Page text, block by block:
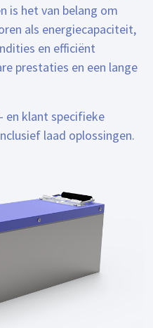
is het van belang om
als energiecapaciteit,
en efficiënt
prestaties en een lange
en klant specifieke
laad oplossingen.